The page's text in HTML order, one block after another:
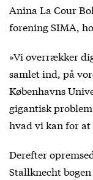
Anina La Cour
forening SIMA,
»Vi overrækker
samlet ind, på
Københavns
gigantisk
hvad vi kan for at
Derefter
Stallknecht bogen